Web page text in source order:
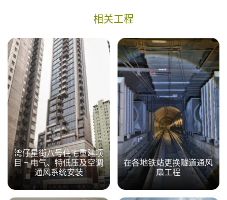
相关工程
湾仔星街八号住宅重建项
目 - 电气、特低压及空调
通风系统安装
在各地铁站更换隧道通风
扇工程